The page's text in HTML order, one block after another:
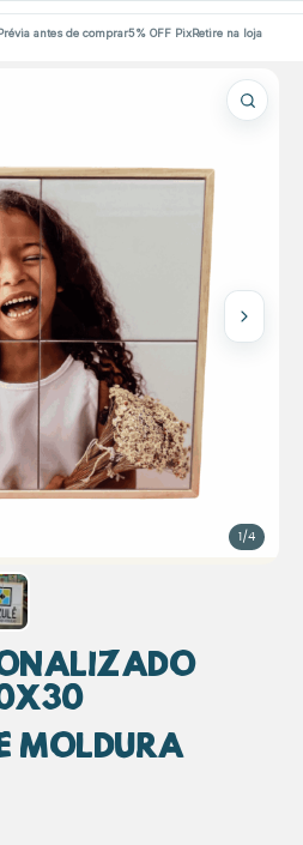
Prévia antes de comprar5% OFF PixRetire na loja
1/4
Moldura
com